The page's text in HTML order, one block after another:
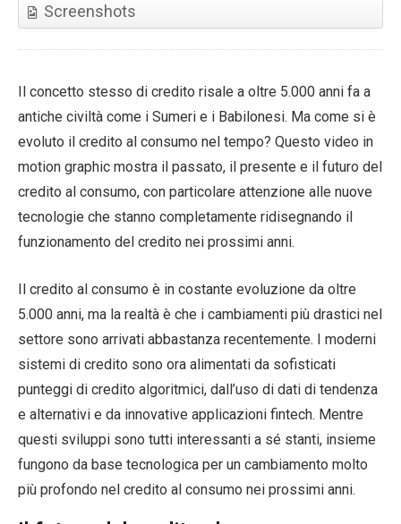
Screenshots
Il concetto stesso di credito risale a oltre 5.000 anni fa a
antiche civiltà come i Sumeri e i Babilonesi. Ma come si è
evoluto il credito al consumo nel tempo? Questo video in
motion graphic mostra il passato, il presente e il futuro del
credito al consumo, con particolare attenzione alle nuove
tecnologie che stanno completamente ridisegnando il
funzionamento del credito nei prossimi anni.
Il credito al consumo è in costante evoluzione da oltre
5.000 anni, ma la realtà è che i cambiamenti più drastici nel
settore sono arrivati abbastanza recentemente. I moderni
sistemi di credito sono ora alimentati da sofisticati
punteggi di credito algoritmici, dall’uso di dati di tendenza
e alternativi e da innovative applicazioni fintech. Mentre
questi sviluppi sono tutti interessanti a sé stanti, insieme
fungono da base tecnologica per un cambiamento molto
più profondo nel credito al consumo nei prossimi anni.